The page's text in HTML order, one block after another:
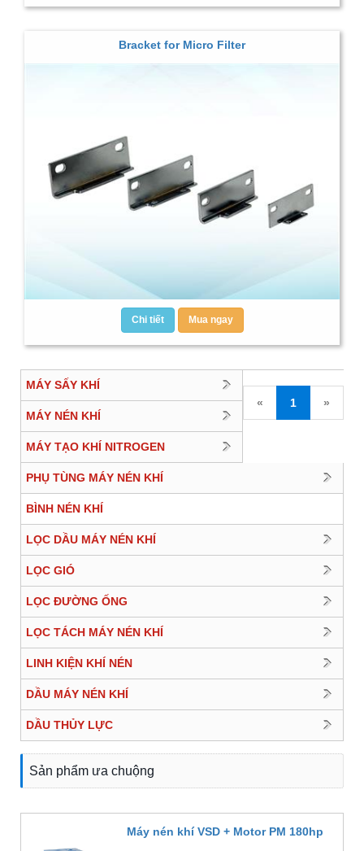
Bracket for Micro Filter
Chi tiết Mua ngay
« 1 »
MÁY SẤY KHÍ
MÁY NÉN KHÍ
MÁY TẠO KHÍ NITROGEN
PHỤ TÙNG MÁY NÉN KHÍ
BÌNH NÉN KHÍ
LỌC DẦU MÁY NÉN KHÍ
LỌC GIÓ
LỌC ĐƯỜNG ỐNG
LỌC TÁCH MÁY NÉN KHÍ
LINH KIỆN KHÍ NÉN
DẦU MÁY NÉN KHÍ
DẦU THỦY LỰC
Sản phẩm ưa chuộng
Máy nén khí VSD + Motor PM 180hp